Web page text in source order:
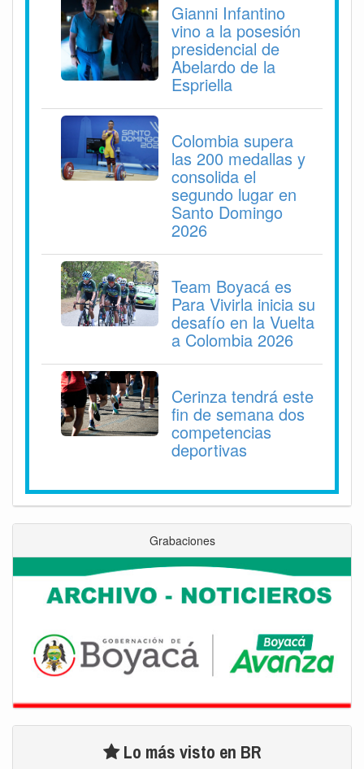
Gianni Infantino
vino a la posesión
presidencial de
Abelardo de la
Espriella
Colombia supera
las 200 medallas y
consolida el
segundo lugar en
Santo Domingo
2026
Team Boyacá es
Para Vivirla inicia su
desafío en la Vuelta
a Colombia 2026
Cerinza tendrá este
fin de semana dos
competencias
deportivas
Grabaciones
Lo más visto en BR